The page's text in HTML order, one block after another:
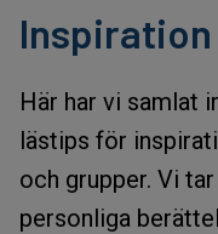
Här har vi samlat
lästips för
och grupper. Vi
personliga